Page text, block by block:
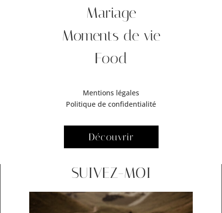
Mariage
Moments de vie
Food
Mentions légales
Politique de confidentialité
Découvrir
SUIVEZ-MOI